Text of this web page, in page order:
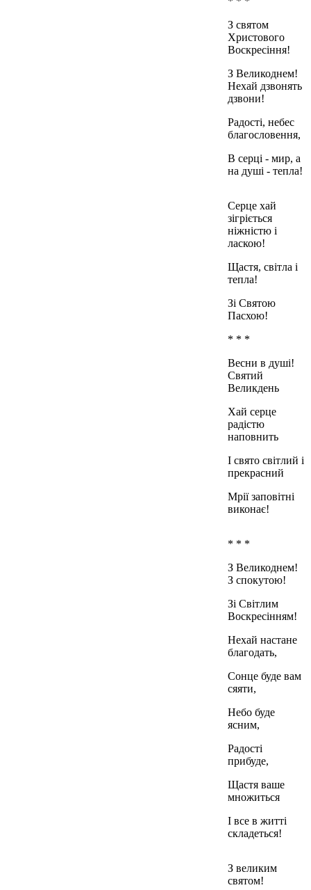
З святом
Христового
Воскресіння!
З Великоднем!
Нехай дзвонять
дзвони!
Радості, небес
благословення,
В серці - мир, а
на душі - тепла!
Серце хай
зігріється
ніжністю і
ласкою!
Щастя, світла і
тепла!
Зі Святою
Пасхою!
* * *
Весни в душі!
Святий
Великдень
Хай серце
радістю
наповнить
І свято світлий і
прекрасний
Мрії заповітні
виконає!
* * *
З Великоднем!
З спокутою!
Зі Світлим
Воскресінням!
Нехай настане
благодать,
Сонце буде вам
сяяти,
Небо буде
ясним,
Радості
прибуде,
Щастя ваше
множиться
І все в житті
складеться!
З великим
святом!